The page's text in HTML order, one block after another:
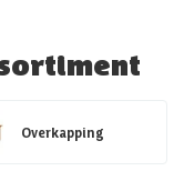
Overkapping